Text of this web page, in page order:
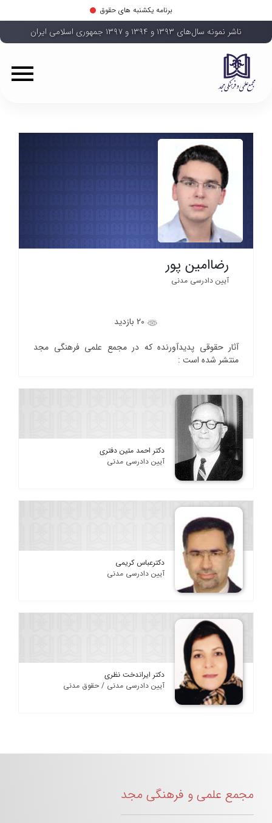
برنامه یکشنبه های حقوق
ناشر نمونه سال‌های ۱۳۹۳ و ۱۳۹۴ و ۱۳۹۷ جمهوری اسلامی ایران
رضاامین پور
آیین دادرسی مدنی
آثار حقوقی پدیدآورنده که در مجمع علمی فرهنگی مجد
منتشر شده است :
دکتر احمد متین دفتری
آیین دادرسی مدنی
دکترعباس کریمی
آیین دادرسی مدنی
دکتر ایراندخت نظری
آیین دادرسی مدنی / حقوق مدنی
مجمع علمی و فرهنگی مجد